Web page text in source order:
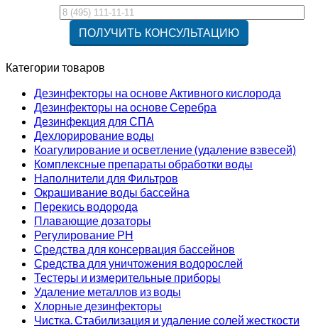
Категории товаров
Дезинфекторы на основе Активного кислорода
Дезинфекторы на основе Серебра
Дезинфекция для СПА
Дехлорирование воды
Коагулирование и осветление (удаление взвесей)
Комплексные препараты обработки воды
Наполнители для Фильтров
Окрашивание воды бассейна
Перекись водорода
Плавающие дозаторы
Регулирование РН
Средства для консервация бассейнов
Средства для уничтожения водорослей
Тестеры и измерительные приборы
Удаление металлов из воды
Хлорные дезинфекторы
Чистка. Стабилизация и удаление солей жесткости